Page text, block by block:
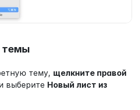
темы
тему, щелкните правой
выберите Новый лист из